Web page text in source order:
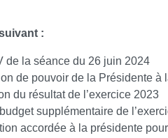
:
de la séance du 26 juin 2024
de pouvoir de la Présidente à
du résultat de l’exercice 2023
supplémentaire de
accordée à la présidente